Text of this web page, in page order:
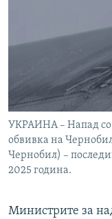
УКРАИНА – Напад со
обвивка на
Чернобил) –
2025 година.
Министрите за